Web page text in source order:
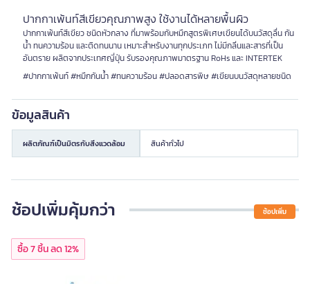
ปากกาเพ้นท์สีเขียวคุณภาพสูง ใช้งานได้หลายพื้นผิว
ปากกาเพ้นท์สีเขียว ชนิดหัวกลาง ที่มาพร้อมกับหมึกสูตรพิเศษเขียนได้บนวัสดุลื่น กัน
น้ำ ทนความร้อน และติดทนนาน เหมาะสำหรับงานทุกประเภท ไม่มีกลิ่นและสารที่เป็น
อันตราย ผลิตจากประเทศญี่ปุ่น รับรองคุณภาพมาตรฐาน RoHs และ INTERTEK
#ปากกาเพ้นท์ #หมึกกันน้ำ #ทนความร้อน #ปลอดสารพิษ #เขียนบนวัสดุหลายชนิด
ข้อมูลสินค้า
ผลิตภัณฑ์เป็นมิตรกับสิ่งแวดล้อม สินค้าทั่วไป
ช้อปเพิ่มคุ้มกว่า ช้อปเพิ่ม
ซื้อ 7 ชิ้น ลด 12%